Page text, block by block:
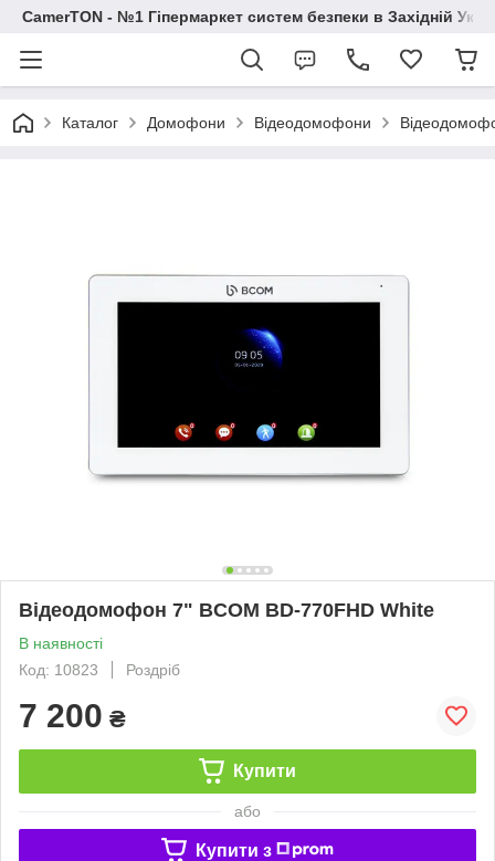
CamerTON - №1 Гіпермаркет систем безпеки в Західній
Каталог Домофони Відеодомофони
Відеодомофон 7" BCOM BD-770FHD White
В наявності
Код: 10823
Роздріб
7 200 ₴
Купити
або
Купити з